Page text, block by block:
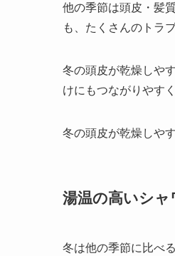
他の季節は頭皮・髪
も、たくさんのトラ
冬の頭皮が乾燥しや
けにもつながりやす
冬の頭皮が乾燥しや
湯温の高いシ
冬は他の季節に比べ